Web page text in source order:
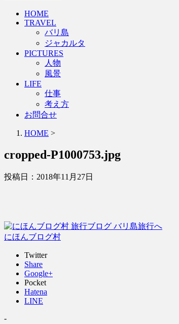
HOME
TRAVEL
バリ島
ジャカルタ
PICTURES
人物
風景
LIFE
仕事
考え方
お問合せ
HOME >
cropped-P1000753.jpg
投稿日： 2018年11月27日
にほんブログ村
Twitter
Share
Google+
Pocket
Hatena
LINE
-